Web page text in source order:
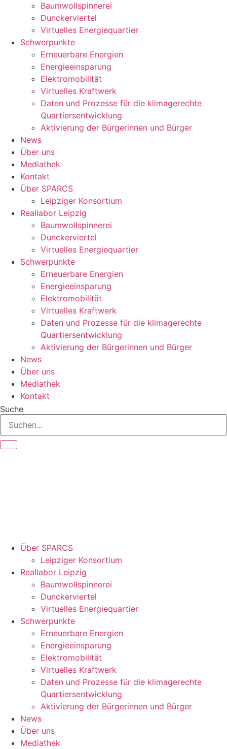
Baumwollspinnerei
Dunckerviertel
Virtuelles Energiequartier
Schwerpunkte
Erneuerbare Energien
Energieeinsparung
Elektromobilität
Virtuelles Kraftwerk
Daten und Prozesse für die klimagerechte
Quartiersentwicklung
Aktivierung der Bürgerinnen und Bürger
News
Über uns
Mediathek
Kontakt
Über SPARCS
Leipziger Konsortium
Reallabor Leipzig
Baumwollspinnerei
Dunckerviertel
Virtuelles Energiequartier
Schwerpunkte
Erneuerbare Energien
Energieeinsparung
Elektromobilität
Virtuelles Kraftwerk
Daten und Prozesse für die klimagerechte
Quartiersentwicklung
Aktivierung der Bürgerinnen und Bürger
News
Über uns
Mediathek
Kontakt
Suche
Über SPARCS
Leipziger Konsortium
Reallabor Leipzig
Baumwollspinnerei
Dunckerviertel
Virtuelles Energiequartier
Schwerpunkte
Erneuerbare Energien
Energieeinsparung
Elektromobilität
Virtuelles Kraftwerk
Daten und Prozesse für die klimagerechte
Quartiersentwicklung
Aktivierung der Bürgerinnen und Bürger
News
Über uns
Mediathek